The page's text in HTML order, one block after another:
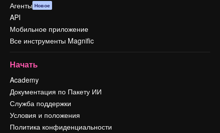
Агенты Новое
API
Мобильное приложение
Все инструменты Magnific
Начать
Academy
Документация по Пакету ИИ
Служба поддержки
Условия и положения
Политика конфиденциальности